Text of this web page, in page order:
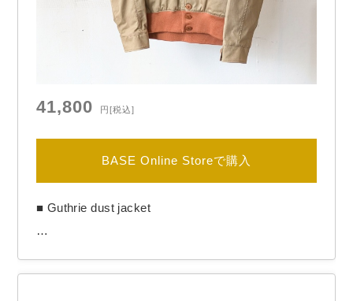
41,800 円 [税込]
BASE Online Storeで購入
■ Guthrie dust jacket